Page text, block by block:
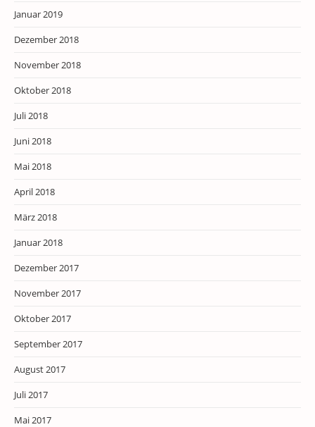
Januar 2019
Dezember 2018
November 2018
Oktober 2018
Juli 2018
Juni 2018
Mai 2018
April 2018
März 2018
Januar 2018
Dezember 2017
November 2017
Oktober 2017
September 2017
August 2017
Juli 2017
Mai 2017